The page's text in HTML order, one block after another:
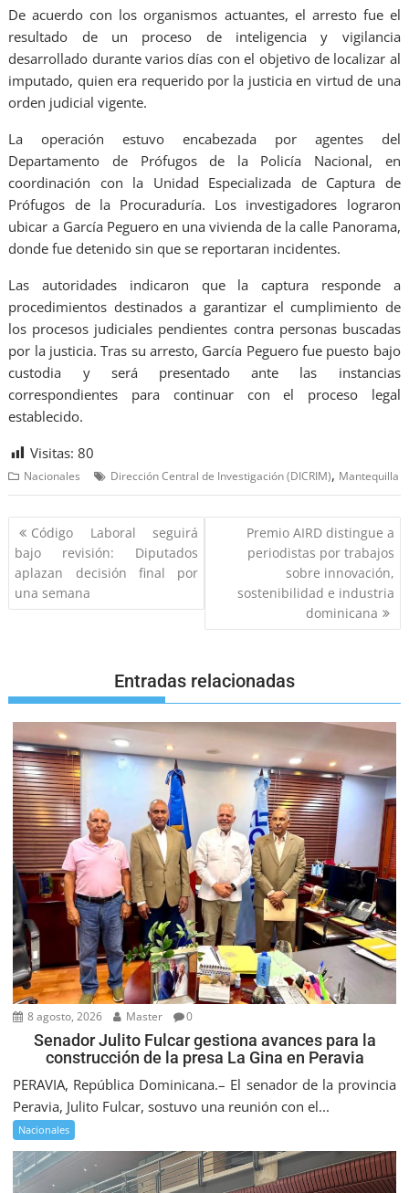
De acuerdo con los organismos actuantes, el arresto fue el
resultado de un proceso de inteligencia y vigilancia
desarrollado durante varios días con el objetivo de localizar al
imputado, quien era requerido por la justicia en virtud de una
orden judicial vigente.
La operación estuvo encabezada por agentes del
Departamento de Prófugos de la Policía Nacional, en
coordinación con la Unidad Especializada de Captura de
Prófugos de la Procuraduría. Los investigadores lograron
ubicar a García Peguero en una vivienda de la calle Panorama,
donde fue detenido sin que se reportaran incidentes.
Las autoridades indicaron que la captura responde a
procedimientos destinados a garantizar el cumplimiento de
los procesos judiciales pendientes contra personas buscadas
por la justicia. Tras su arresto, García Peguero fue puesto bajo
custodia y será presentado ante las instancias
correspondientes para continuar con el proceso legal
establecido.
Visitas: 80
Nacionales Dirección Central de Investigación (DICRIM), Mantequilla
Código Laboral seguirá
bajo revisión: Diputados
aplazan decisión final por
una semana
Premio AIRD distingue a
periodistas por trabajos
sobre innovación,
sostenibilidad e industria
dominicana
Entradas relacionadas
8 agosto, 2026 Master 0
Senador Julito Fulcar gestiona avances para la
construcción de la presa La Gina en Peravia
PERAVIA, República Dominicana.– El senador de la provincia
Peravia, Julito Fulcar, sostuvo una reunión con el...
Nacionales